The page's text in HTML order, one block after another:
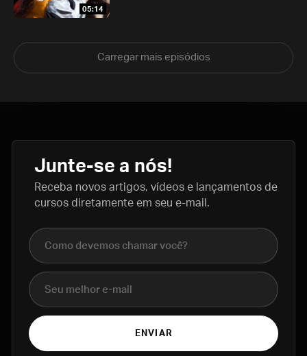
05:14
Carregar mais episódios
Junte-se a nós!
Receba novos artigos, vídeos e lançamentos de
cursos diretamente em seu e-mail.
Nome completo
E-mail
ENVIAR